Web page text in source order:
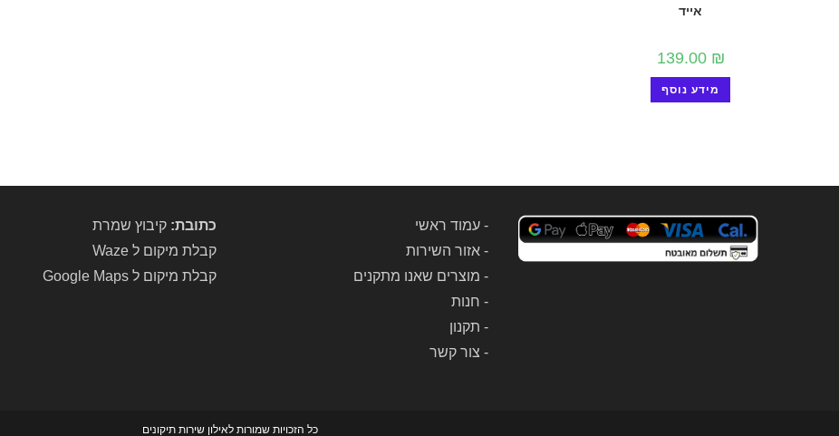
אייד
139.00 ₪
מידע נוסף
- עמוד ראשי
- אזור השירות
- מוצרים שאנו מתקנים
- חנות
- תקנון
- צור קשר
כתובת: קיבוץ שמרת
קבלת מיקום ל Waze
קבלת מיקום ל Google Maps
כל הזכויות שמורות לאילון שירות תיקונים